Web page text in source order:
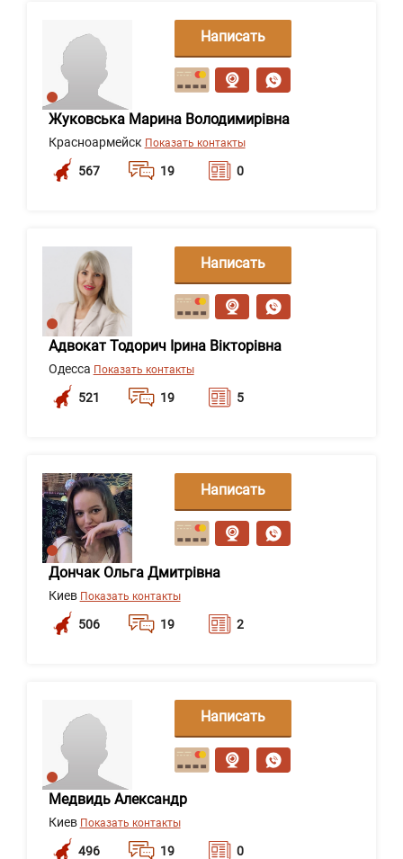
Жуковська Марина Володимирівна
Красноармейск Показать контакты
567 19 0
Написать
сообщение
Адвокат Тодорич Ірина Вікторівна
Одесса Показать контакты
521 19 5
Написать
сообщение
Дончак Ольга Дмитрівна
Киев Показать контакты
506 19 2
Написать
сообщение
Медвидь Александр
Киев Показать контакты
496 19 0
Написать
сообщение